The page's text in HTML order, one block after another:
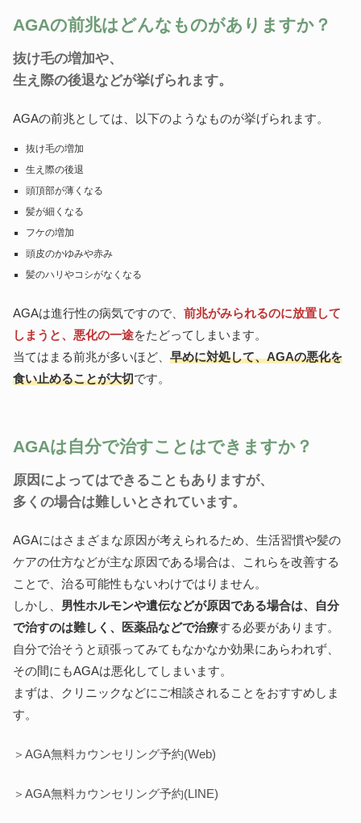
AGAの前兆はどんなものがありますか？
抜け毛の増加や、
生え際の後退などが挙げられます。
AGAの前兆としては、以下のようなものが挙げられます。
抜け毛の増加
生え際の後退
頭頂部が薄くなる
髪が細くなる
フケの増加
頭皮のかゆみや赤み
髪のハリやコシがなくなる
AGAは進行性の病気ですので、 前兆がみられるのに放置して
しまうと、悪化の一途をたどってしまいます。
当てはまる前兆が多いほど、 早めに対処して、AGAの悪化を
食い止めることが大切です。
AGAは自分で治すことはできますか？
原因によってはできることもありますが、
多くの場合は難しいとされています。
AGAにはさまざまな原因が考えられるため、生活習慣や髪の
ケアの仕方などが主な原因である場合は、これらを改善する
ことで、治る可能性もないわけではりません。
しかし、 男性ホルモンや遺伝などが原因である場合は、自分
で治すのは難しく、医薬品などで治療する必要があります。
自分で治そうと頑張ってみてもなかなか効果にあらわれず、
その間にもAGAは悪化してしまいます。
まずは、クリニックなどにご相談されることをおすすめしま
す。
＞AGA無料カウンセリング予約(Web)
＞AGA無料カウンセリング予約(LINE)